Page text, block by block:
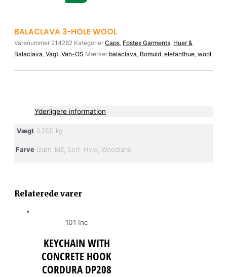
BALACLAVA 3-HOLE WOOL
Varenummer 214282 Kategorier Caps Fostex Garments Huer &
Balaclava Vagt Van-OS Mærker balaclava Bomuld elefanthue wool
Yderligere information
Vægt 0,200 kg
Farve Grøn, Blå, Sort, Hvid, Woodland
Relaterede varer
101 Inc
KEYCHAIN WITH
CONCRETE HOOK
CORDURA DP208
options
may
be